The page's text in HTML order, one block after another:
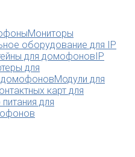
Мониторы
оборудование для IP
для домофоновIP
для
домофоновМодули для
карт для
для